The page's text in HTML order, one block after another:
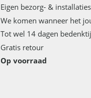
Eigen bezorg- &
We komen wanneer het
Tot wel 14 dagen
Gratis retour
Op voorraad